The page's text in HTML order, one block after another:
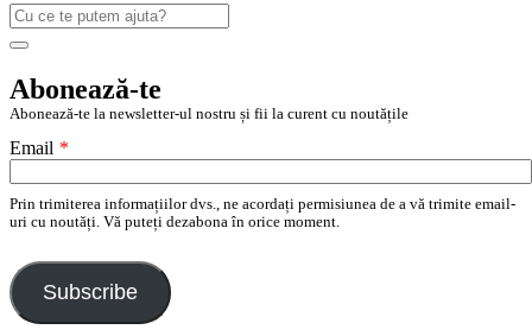
Caută
după:
Search
Abonează-te
Abonează-te la newsletter-ul nostru și fii la curent cu noutățile
Email *
Prin trimiterea informațiilor dvs., ne acordați permisiunea de a vă trimite email-
uri cu noutăți. Vă puteți dezabona în orice moment.
Subscribe